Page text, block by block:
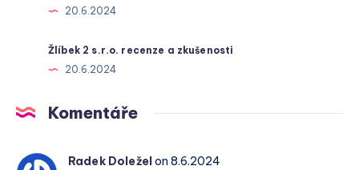
20.6.2024
Žlíbek 2 s.r.o. recenze a zkušenosti
20.6.2024
Komentáře
Radek Doležel on 8.6.2024